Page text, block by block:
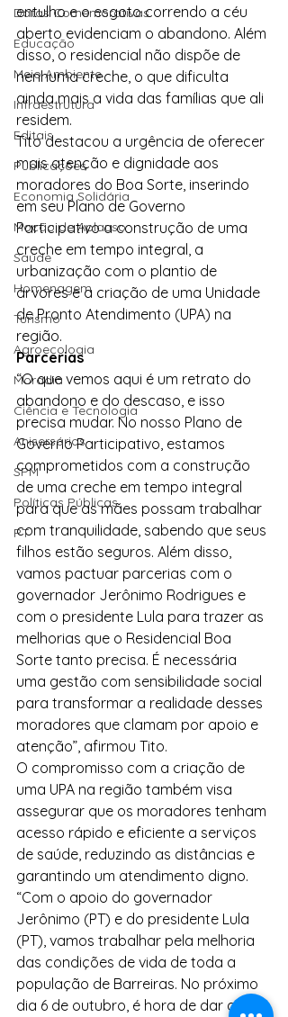
Datas Comemorativas
Educação
Meio Ambiente
Infraestrutura
Editais
Publicações
Economia Solidária
Moção de Aplauso
Saúde
Homenagem
Turismo
Agroecologia
Moradia
Ciência e Tecnologia
Anisersários
SPM
Políticas Públicas
PT
entulho e o esgoto correndo a céu
aberto evidenciam o abandono. Além
disso, o residencial não dispõe de
nenhuma creche, o que dificulta
ainda mais a vida das famílias que ali
residem.
Tito destacou a urgência de oferecer
mais atenção e dignidade aos
moradores do Boa Sorte, inserindo
em seu Plano de Governo
Participativo a construção de uma
creche em tempo integral, a
urbanização com o plantio de
árvores e a criação de uma Unidade
de Pronto Atendimento (UPA) na
região.
Parcerias
“O que vemos aqui é um retrato do
abandono e do descaso, e isso
precisa mudar. No nosso Plano de
Governo Participativo, estamos
comprometidos com a construção
de uma creche em tempo integral
para que as mães possam trabalhar
com tranquilidade, sabendo que seus
filhos estão seguros. Além disso,
vamos pactuar parcerias com o
governador Jerônimo Rodrigues e
com o presidente Lula para trazer as
melhorias que o Residencial Boa
Sorte tanto precisa. É necessária
uma gestão com sensibilidade social
para transformar a realidade desses
moradores que clamam por apoio e
atenção”, afirmou Tito.
O compromisso com a criação de
uma UPA na região também visa
assegurar que os moradores tenham
acesso rápido e eficiente a serviços
de saúde, reduzindo as distâncias e
garantindo um atendimento digno.
“Com o apoio do governador
Jerônimo (PT) e do presidente Lula
(PT), vamos trabalhar pela melhoria
das condições de vida de toda a
população de Barreiras. No próximo
dia 6 de outubro, é hora de dar adeus